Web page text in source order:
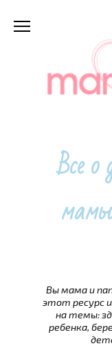
Все о
Вы мама и
этот ресурс
на темы:
ребенка,